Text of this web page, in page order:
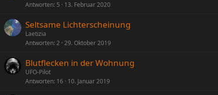
Antworten 5 13. Februar 2020
Seltsame Lichterscheinung
Laetizia
Antworten 2 29. Oktober 2019
Blutflecken in der Wohnung
UFO-Pilot
Antworten 16 10. Januar 2019